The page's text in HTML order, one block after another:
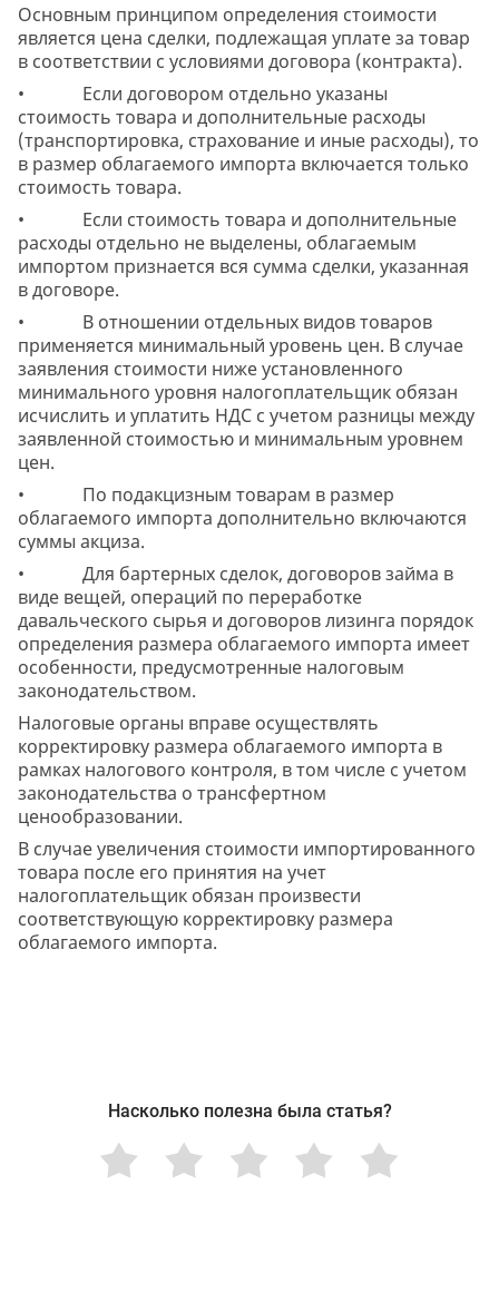
Основным принципом определения стоимости
является цена сделки, подлежащая уплате за товар
в соответствии с условиями договора (контракта).
• Если договором отдельно указаны
стоимость товара и дополнительные расходы
(транспортировка, страхование и иные расходы), то
в размер облагаемого импорта включается только
стоимость товара.
• Если стоимость товара и дополнительные
расходы отдельно не выделены, облагаемым
импортом признается вся сумма сделки, указанная
в договоре.
• В отношении отдельных видов товаров
применяется минимальный уровень цен. В случае
заявления стоимости ниже установленного
минимального уровня налогоплательщик обязан
исчислить и уплатить НДС с учетом разницы между
заявленной стоимостью и минимальным уровнем
цен.
• По подакцизным товарам в размер
облагаемого импорта дополнительно включаются
суммы акциза.
• Для бартерных сделок, договоров займа в
виде вещей, операций по переработке
давальческого сырья и договоров лизинга порядок
определения размера облагаемого импорта имеет
особенности, предусмотренные налоговым
законодательством.
Налоговые органы вправе осуществлять
корректировку размера облагаемого импорта в
рамках налогового контроля, в том числе с учетом
законодательства о трансфертном
ценообразовании.
В случае увеличения стоимости импортированного
товара после его принятия на учет
налогоплательщик обязан произвести
соответствующую корректировку размера
облагаемого импорта.
Насколько полезна была статья?